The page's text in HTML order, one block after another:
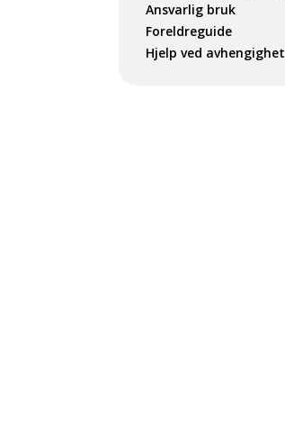
Ansvarlig bruk
Foreldreguide
Hjelp ved avhengighet